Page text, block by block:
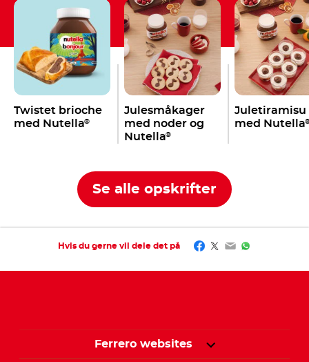
Twistet brioche
med Nutella®
Julesmåkager
med noder og
Nutella®
Juletiramisu
med Nutella
Se alle opskrifter
Hvis du gerne vil dele det på Facebook
Twitter
EmailWhatsApp
Ferrero websites